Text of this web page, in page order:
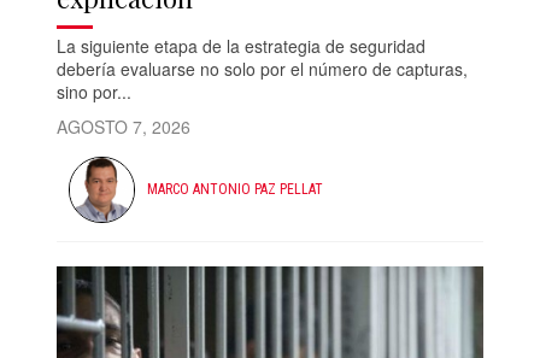
La siguiente etapa de la estrategia de seguridad
debería evaluarse no solo por el número de capturas,
sino por...
AGOSTO 7, 2026
MARCO ANTONIO PAZ PELLAT